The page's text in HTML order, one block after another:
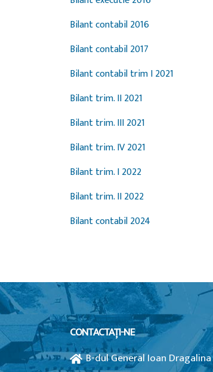
Bilant contabil 2016
Bilant contabil 2017
Bilant contabil trim I 2021
Bilant trim. II 2021
Bilant trim. III 2021
Bilant trim. IV 2021
Bilant trim. I 2022
Bilant trim. II 2022
Bilant contabil 2024
CONTACTAȚI-NE
B-dul General Ioan